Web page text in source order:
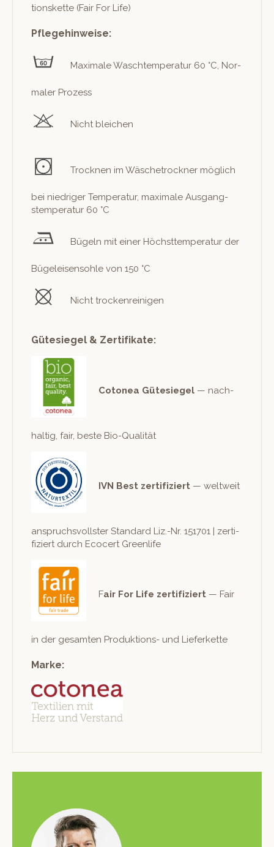
tions­kette (Fair For Life)
Pflegehinweise:
Max­i­male Waschtem­per­atur 60 °C, Nor­
maler Prozess
Nicht bleichen
Trock­nen im Wäschetrock­n­er möglich
bei niedriger Tem­per­atur, max­i­male Aus­gang­
stem­per­atur 60 °C
Bügeln mit ein­er Höch­st­tem­per­atur der
Bügeleisen­sohle von 150 °C
Nicht trockenreinigen
Gütesiegel & Zertifikate:
Cotonea Güte­siegel — nach­
haltig, fair, beste Bio-Qualität
IVN Best zer­ti­fiziert — weltweit
anspruchsvoll­ster Stan­dard Liz.-Nr. 151701 | zer­ti­
fiziert durch Eco­cert Greenlife
Fair For Life zer­ti­fiziert — Fair
in der gesamten Pro­duk­tions- und Lieferkette
Marke: